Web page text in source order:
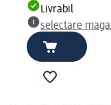
Livrabil
selectare